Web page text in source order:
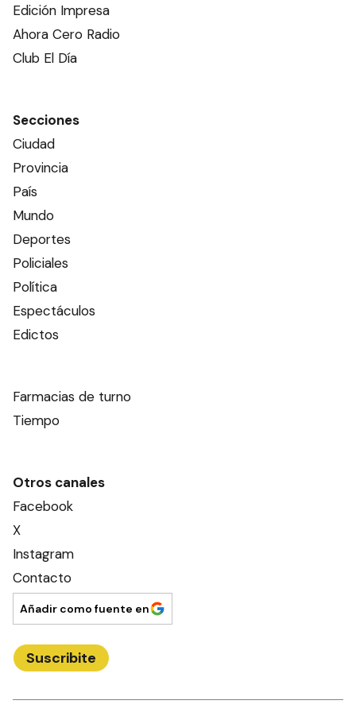
Edición Impresa
Ahora Cero Radio
Club El Día
Secciones
Ciudad
Provincia
País
Mundo
Deportes
Policiales
Política
Espectáculos
Edictos
Farmacias de turno
Tiempo
Otros canales
Facebook
X
Instagram
Contacto
Añadir como fuente en
Suscribite